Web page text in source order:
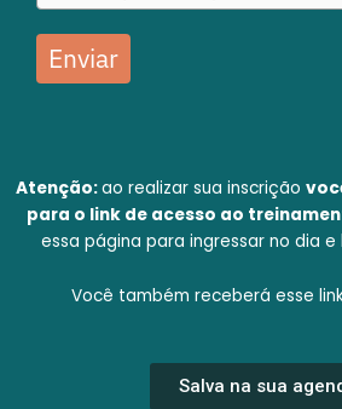
Enviar
Atenção:ao realizar sua inscrição
para o link de acesso ao
essa página para ingressar no dia
Você também receberá esse
Salva na sua